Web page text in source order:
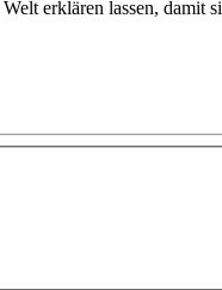
erklären lassen, damit